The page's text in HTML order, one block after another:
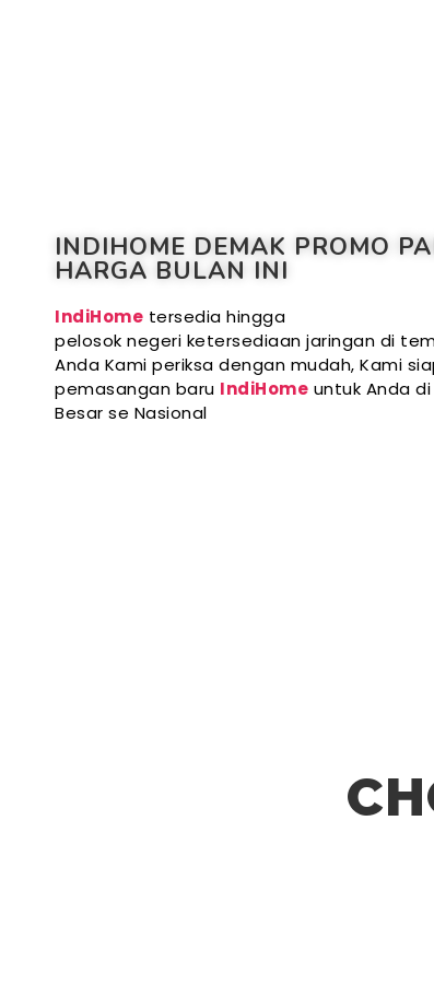
INDIHOME DEMAK PROMO
HARGA BULAN INI
IndiHome tersedia hingga
pelosok negeri ketersediaan jaringan di
Anda Kami periksa dengan mudah, Kami
pemasangan baru IndiHome untuk Anda
Besar se Nasional